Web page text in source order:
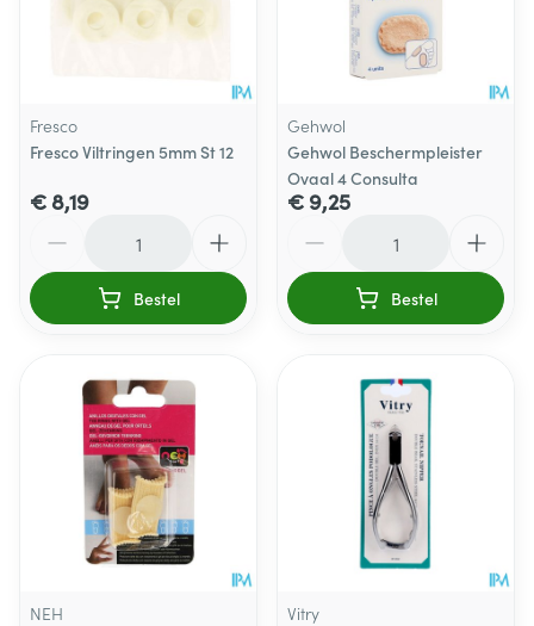
Fresco
Fresco Viltringen 5mm St 12
€ 8,19
Bestel
Gehwol
Gehwol Beschermpleister
Ovaal 4 Consulta
€ 9,25
Bestel
NEH
Vitry